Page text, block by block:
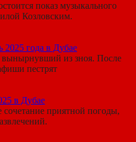
показ музыкального
Козловским.
2025 года в Дубае
из зноя. После
пестрят
в Дубае
сочетание приятной погоды,